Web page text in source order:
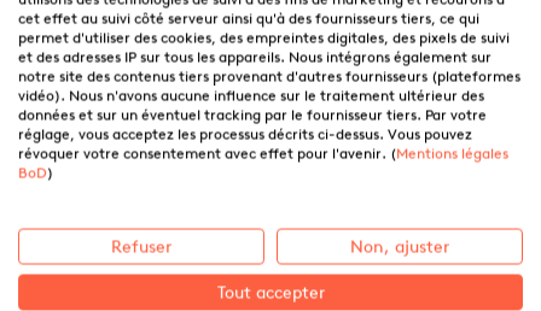
cet effet au suivi côté serveur ainsi qu'à des fournisseurs tiers, ce qui
permet d'utiliser des cookies, des empreintes digitales, des pixels de suivi
et des adresses IP sur tous les appareils. Nous intégrons également sur
notre site des contenus tiers provenant d'autres fournisseurs (plateformes
vidéo). Nous n'avons aucune influence sur le traitement ultérieur des
données et sur un éventuel tracking par le fournisseur tiers. Par votre
réglage, vous acceptez les processus décrits ci-dessus. Vous pouvez
révoquer votre consentement avec effet pour l'avenir. (Mentions légales
BoD)
Refuser Non, ajuster
Tout accepter